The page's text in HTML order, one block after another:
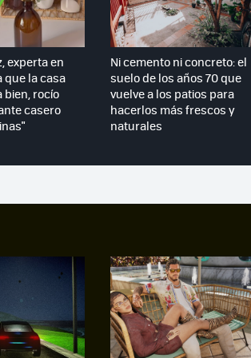
experta en
que la casa
bien, rocío
casero
Ni cemento ni concreto: el
suelo de los años 70 que
vuelve a los patios para
hacerlos más frescos y
naturales